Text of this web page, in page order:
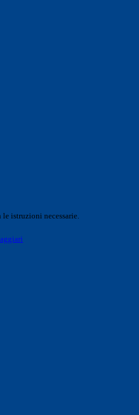
istruzioni necessarie.